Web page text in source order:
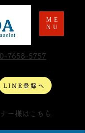
7658-5757
LINE登録へ
ー様はこちら
ME
NU